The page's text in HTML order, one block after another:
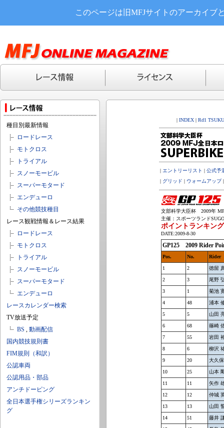
このページは旧MFJサイトのアーカイブ
種目別最新情報
ロードレース
モトクロス
トライアル
スノーモービル
スーパーモタード
エンデューロ
その他競技種目
レース観戦情報＆レース結果
ロードレース
モトクロス
トライアル
スノーモービル
スーパーモタード
エンデューロ
レースカレンダー検索
TV放送予定
BS , 動画配信
国内競技規則書
FIM規則（和訳）
公認車両
公認用品・部品
アンチドーピング
全日本選手権シリーズランキン
グ
| INDEX | Rd1
| エントリーリスト | 公式予
| グリッド | ウォームアップ
文部科学大臣杯 2009年
主催：スポーツランド
ポイントランキング
DATE:2009-8-30
GP125 2009 Rider
Pos. No. Rider
1 2 徳留
2 3 尾野
3 1 菊池
4 48 浦本
5 5 山田
6 68 篠崎
7 55 岩田
8 6 柳沢
9 20 大久
10 25 山本
11 11 矢作
12 12 仲城
13 13 山田
14 51 藤井